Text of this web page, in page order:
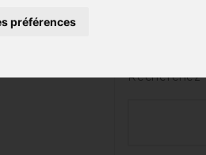
préférences
Recherchez